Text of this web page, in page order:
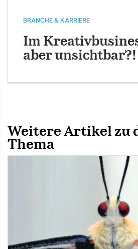
BRANCHE & KARRIERE
Im
aber unsichtbar?!
Weitere Artikel zu
Thema